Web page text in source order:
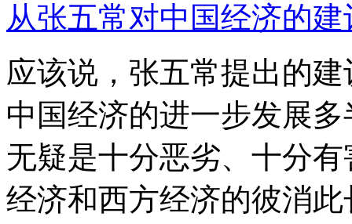
从张五常对中国经济的
应该说，张五常提出的
中国经济的进一步发展
无疑是十分恶劣、十分
经济和西方经济的彼消